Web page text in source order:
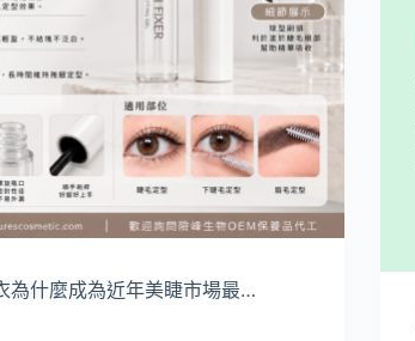
為什麼成為近年美睫市場最…